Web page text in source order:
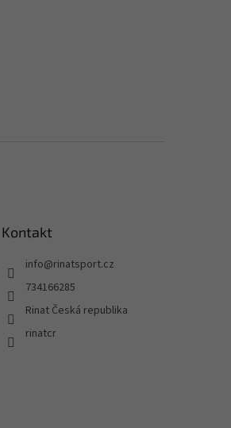
Kontakt
info@rinatsport.cz
734166285
Rinat Česká republika
rinatcr